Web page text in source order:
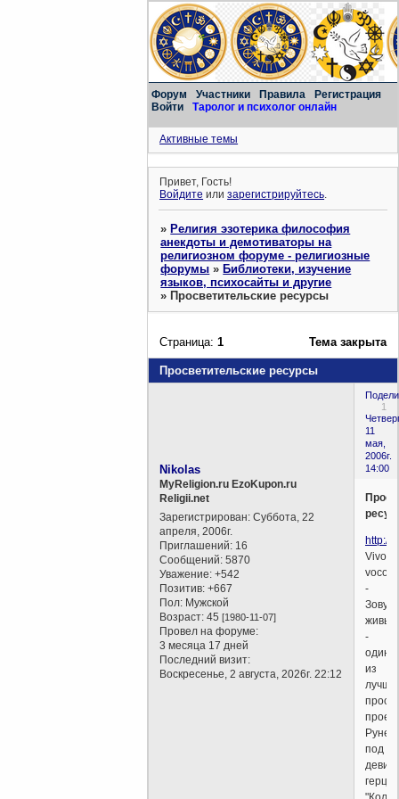
Форум Участники Правила
Регистрация
Войти
Таролог и психолог онлайн
Активные темы
Привет, Гость!
Войдите илизарегистрируйтесь.
»Религия эзотерика философия
анекдоты и демотиваторы на
религиозном форуме - религиозные
форумы »Библиотеки, изучение
языков, психосайты и другие
»Просветительские ресурсы
Просветительские ресурсы
Страница:1 Тема закрыта
1
11
мая,
2006г.
14:00
Nikolas
MyReligion.ru EzoKupon.ru
Religii.net
Зарегистрирован: Суббота, 22
апреля, 2006г.
Приглашений: 16
Сообщений: 5870
Уважение: +542
Позитив: +667
Пол: Мужской
Возраст: 45[1980-11-07]
Провел на форуме:
3 месяца 17 дней
Последний визит:
Воскресенье, 2 августа, 2026г. 22:12
http://
Vivos
voco!
-
Зову
живых!
-
один
из
под